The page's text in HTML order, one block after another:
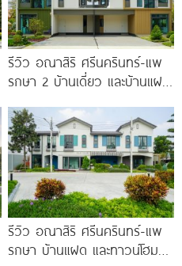
รีวิว อณาสิริ ศรีนครินทร์-แพ
รกษา 2 บ้านเดี่ยว และบ้านแฝด
รีวิว อณาสิริ ศรีนครินทร์-แพ
รกษา บ้านแฝด และทาวน์โฮม